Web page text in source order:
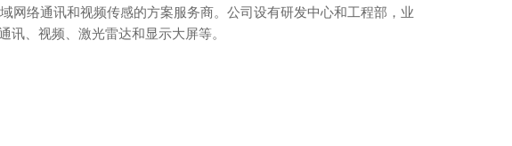
网络通讯和视频传感的方案服务商。公司设有研发中心和工程部，业
、视频、激光雷达和显示大屏等。